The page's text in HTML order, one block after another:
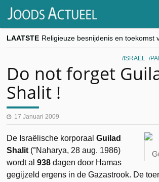
LAATSTE
ISRAËL
Do not forget
Shalit !
17 Januari 2009
De Israëlische korporaalGuilad
Shalit (°Naharya, 28 aug. 1986)
wordt al938 dagen door Hamas
gegijzeld ergens in de Gazastrook. De